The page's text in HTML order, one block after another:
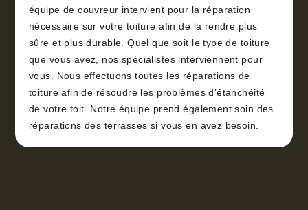
équipe de couvreur intervient pour la réparation
nécessaire sur votre toiture afin de la rendre plus
sûre et plus durable. Quel que soit le type de toiture
que vous avez, nos spécialistes interviennent pour
vous. Nous effectuons toutes les réparations de
toiture afin de résoudre les problèmes d’étanchéité
de votre toit. Notre équipe prend également soin des
réparations des terrasses si vous en avez besoin.